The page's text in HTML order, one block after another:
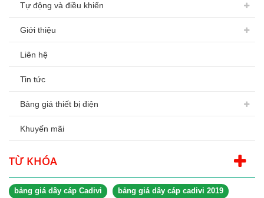
Tự động và điều khiển
Giới thiệu
Liên hệ
Tin tức
Bảng giá thiết bị điện
Khuyến mãi
TỪ KHÓA
bảng giá dây cáp Cadivi bảng giá dây cáp cadivi 2019